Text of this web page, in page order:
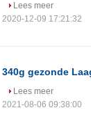
Lees meer
2020-12-09 17:21:32
340g gezonde
Lees meer
2021-08-06 09:38:00